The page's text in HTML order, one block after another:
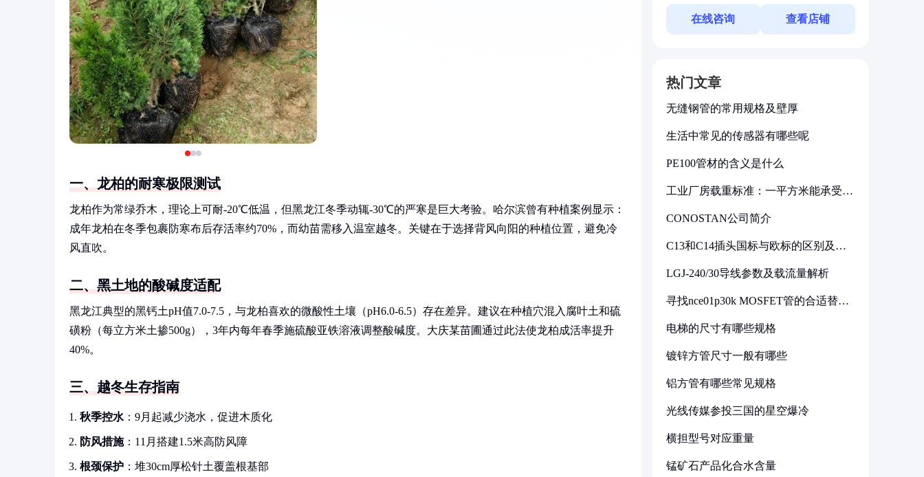
一、龙柏的耐寒极限测试
龙柏作为常绿乔木，理论上可耐-20℃低温，但黑龙江冬季动辄-30℃的严寒是巨大考验。哈尔滨曾有种植案例显示：
成年龙柏在冬季包裹防寒布后存活率约70%，而幼苗需移入温室越冬。关键在于选择背风向阳的种植位置，避免冷
风直吹。
二、黑土地的酸碱度适配
黑龙江典型的黑钙土pH值7.0-7.5，与龙柏喜欢的微酸性土壤（pH6.0-6.5）存在差异。建议在种植穴混入腐叶土和硫
磺粉（每立方米土掺500g），3年内每年春季施硫酸亚铁溶液调整酸碱度。大庆某苗圃通过此法使龙柏成活率提升
40%。
三、越冬生存指南
秋季控水 ：9月起减少浇水，促进木质化
防风措施：11月搭建1.5米高防风障
根颈保护 ：堆30cm厚松针土覆盖根基部
在线咨询 查看店铺
热门文章
无缝钢管的常用规格及壁厚
生活中常见的传感器有哪些呢
PE100管材的含义是什么
工业厂房载重标准：一平方米能承受多
CONOSTAN公司简介
C13和C14插头国标与欧标的区别及其
LGJ-240/30导线参数及载流量解析
寻找nce01p30k MOSFET管的合适替代
电梯的尺寸有哪些规格
镀锌方管尺寸一般有哪些
铝方管有哪些常见规格
光线传媒参投三国的星空爆冷
横担型号对应重量
锰矿石产品化合水含量